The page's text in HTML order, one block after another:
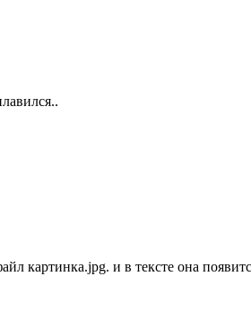
картинка.jpg. и в тексте она